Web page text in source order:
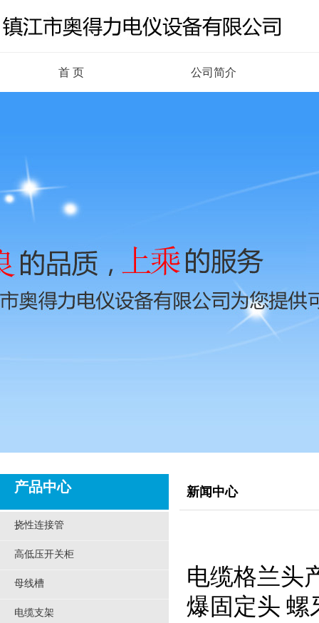
首 页 公司简介
产品中心
挠性连接管
高低压开关柜
母线槽
电缆支架
新闻中心
电缆格兰头
爆固定头 螺